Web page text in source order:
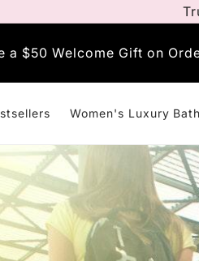
a $50 Welcome Gift on
Women's Luxury